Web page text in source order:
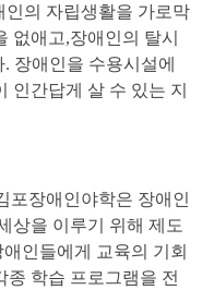
의 자립생활을 가로막
없애고,장애인의 탈시
. 장애인을 수용시설에
인간답게 살 수 있는 지
포장애인야학은 장애인
상을 이루기 위해 제도
인들에게 교육의 기회
종 학습 프로그램을 전